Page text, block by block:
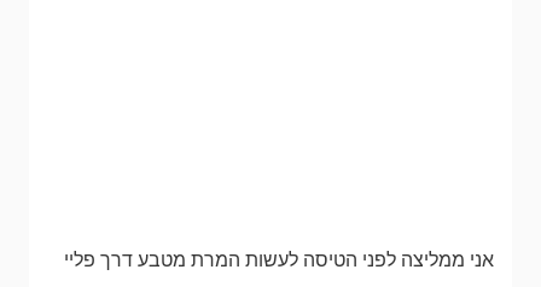
אני ממליצה לפני הטיסה לעשות המרת מטבע דרך פליי